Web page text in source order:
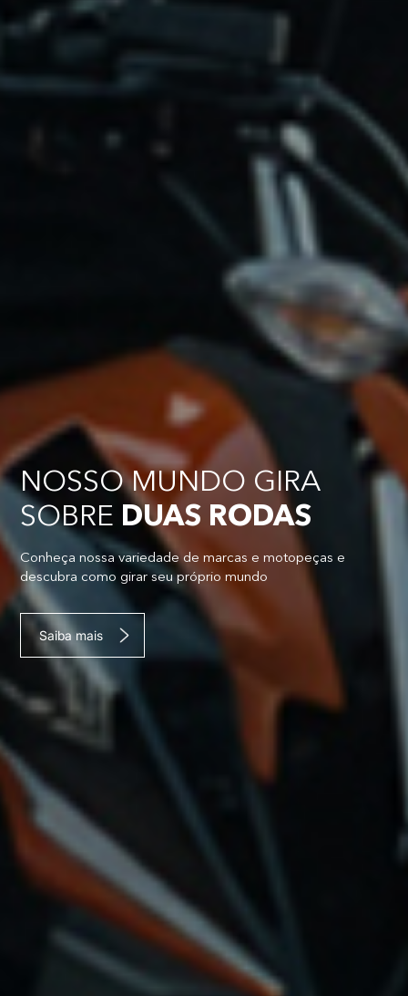
NOSSO MUNDO GIRA
SOBRE DUAS RODAS
Conheça nossa variedade de marcas e motopeças e
descubra como girar seu próprio mundo
Saiba mais